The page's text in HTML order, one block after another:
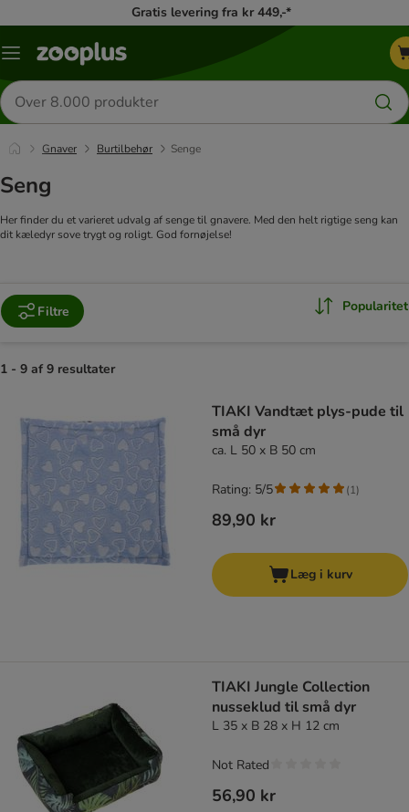
Gratis levering fra kr 449,-*
Menu
Søg
efter
produkter
Gnaver Burtilbehør Senge
Seng
Her finder du et varieret udvalg af senge til gnavere. Med den helt rigtige seng kan
dit kæledyr sove trygt og roligt. God fornøjelse!
Filtre Popularitet
1 - 9 af 9 resultater
TIAKI Vandtæt plys-pude til
små dyr
ca. L 50 x B 50 cm
89,90 kr
Rating: 5/5 (1)
Læg i kurv
TIAKI Jungle Collection
nusseklud til små dyr
L 35 x B 28 x H 12 cm
56,90 kr
Not Rated